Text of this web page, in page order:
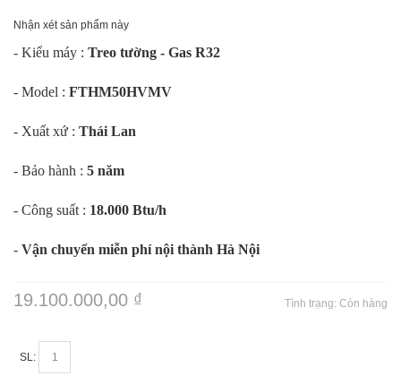
Nhận xét sản phẩm này
- Kiểu máy : Treo tường - Gas R32
- Model : FTHM50HVMV
- Xuất xứ : Thái Lan
- Bảo hành : 5 năm
- Công suất : 18.000 Btu/h
- Vận chuyển miễn phí nội thành Hà Nội
Tình trạng: Còn hàng
19.100.000,00 ₫
SL: